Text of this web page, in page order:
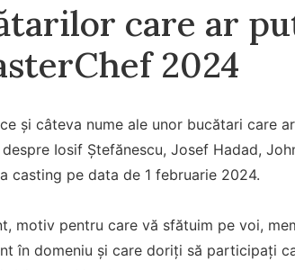
care ar
2024
și câteva nume ale unor bucătari care
Iosif Ștefănescu, Josef Hadad,
casting pe data de 1 februarie 2024.
motiv pentru care vă sfătuim pe voi,
în domeniu și care doriți să participați